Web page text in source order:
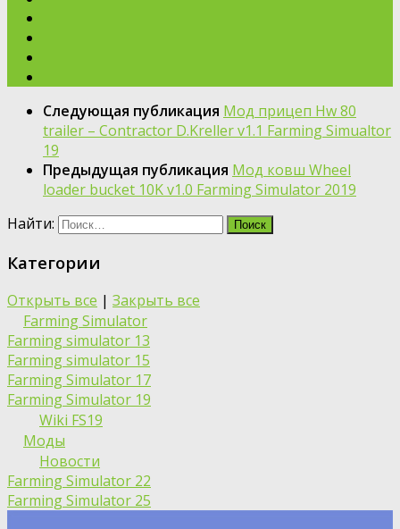
Следующая публикация Мод прицеп Hw 80
trailer – Contractor D.Kreller v1.1 Farming Simualtor
19
Предыдущая публикация Мод ковш Wheel
loader bucket 10K v1.0 Farming Simulator 2019
Найти:
Категории
Открыть все | Закрыть все
Farming Simulator
Farming simulator 13
Farming simulator 15
Farming Simulator 17
Farming Simulator 19
Wiki FS19
Моды
Новости
Farming Simulator 22
Farming Simulator 25